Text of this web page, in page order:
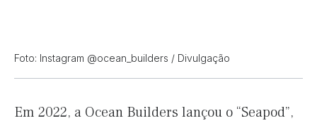
Foto: Instagram @ocean_builders / Divulgação
Em 2022, a Ocean Builders lançou o “Seapod”,